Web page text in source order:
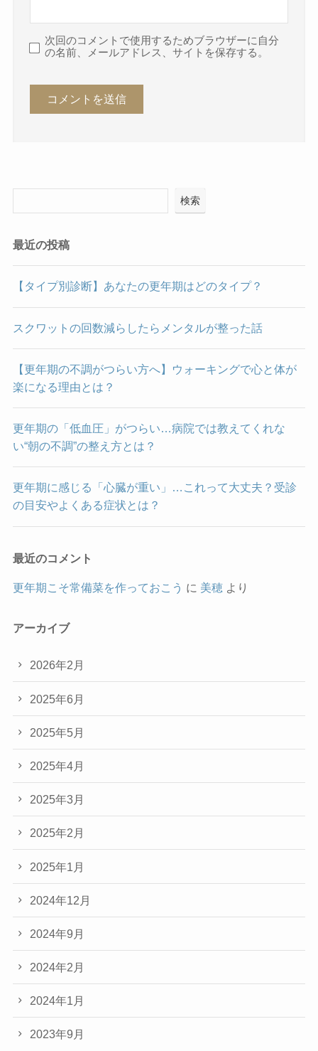
次回のコメントで使用するためブラウザーに自分
の名前、メールアドレス、サイトを保存する。
検索
最近の投稿
【タイプ別診断】あなたの更年期はどのタイプ？
スクワットの回数減らしたらメンタルが整った話
【更年期の不調がつらい方へ】ウォーキングで心と体が
楽になる理由とは？
更年期の「低血圧」がつらい…病院では教えてくれな
い“朝の不調”の整え方とは？
更年期に感じる「心臓が重い」…これって大丈夫？受診
の目安やよくある症状とは？
最近のコメント
更年期こそ常備菜を作っておこう に 美穂より
アーカイブ
2026年2月
2025年6月
2025年5月
2025年4月
2025年3月
2025年2月
2025年1月
2024年12月
2024年9月
2024年2月
2024年1月
2023年9月